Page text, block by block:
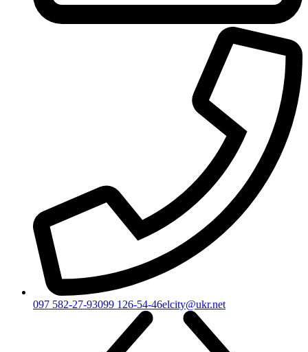
097 582-27-93099 126-54-46elcity@ukr.net